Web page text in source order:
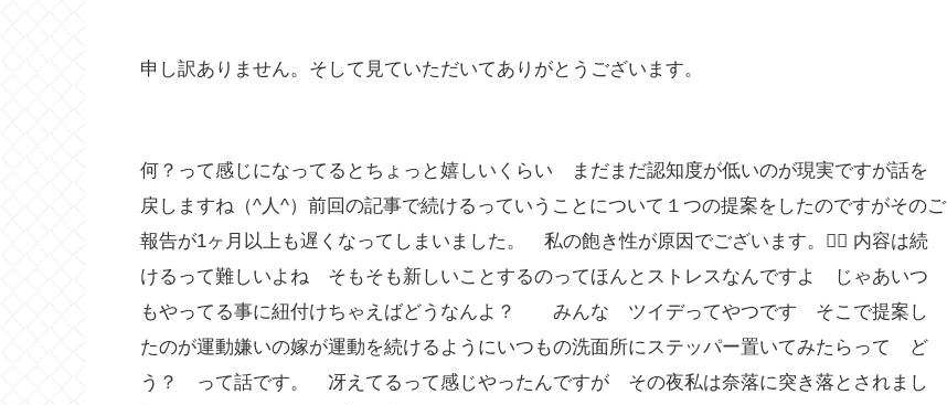
申し訳ありません。そして見ていただいてありがとうございます。
何？って感じになってるとちょっと嬉しいくらい まだまだ認知度が低いのが現実ですが話を
戻しますね（^人^）前回の記事で続けるっていうことについて１つの提案をしたのですがそのご
報告が1ヶ月以上も遅くなってしまいました。 私の飽き性が原因でございます。🙇‍♂️ 内容は続
けるって難しいよね そもそも新しいことするのってほんとストレスなんですよ じゃあいつ
もやってる事に紐付けちゃえばどうなんよ？ みんな ツイデってやつです そこで提案し
たのが運動嫌いの嫁が運動を続けるようにいつもの洗面所にステッパー置いてみたらって ど
う？ って話です。 冴えてるって感じやったんですが その夜私は奈落に突き落とされまし